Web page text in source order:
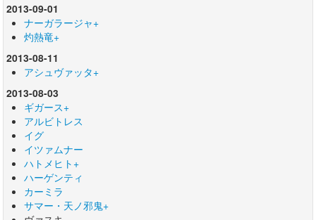
2013-09-01
ナーガラージャ+
灼熱竜+
2013-08-11
アシュヴァッタ+
2013-08-03
ギガース+
アルビトレス
イグ
イツァムナー
ハトメヒト+
ハーゲンティ
カーミラ
サマー・天ノ邪鬼+